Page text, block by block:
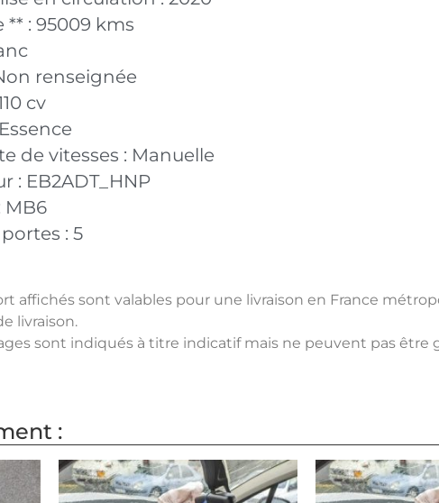
** : 95009 kms
renseignée
cv
Essence
de vitesses : Manuelle
: EB2ADT_HNP
MB6
: 5
affichés sont valables pour une livraison en France
livraison.
sont indiqués à titre indicatif mais ne peuvent pas être
: